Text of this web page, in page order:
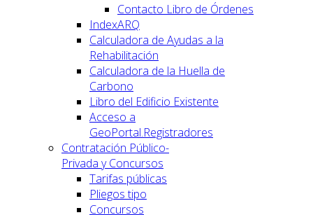
Contacto Libro de Órdenes
IndexARQ
Calculadora de Ayudas a la
Rehabilitación
Calculadora de la Huella de
Carbono
Libro del Edificio Existente
Acceso a
GeoPortal.Registradores
Contratación Público-
Privada y Concursos
Tarifas públicas
Pliegos tipo
Concursos